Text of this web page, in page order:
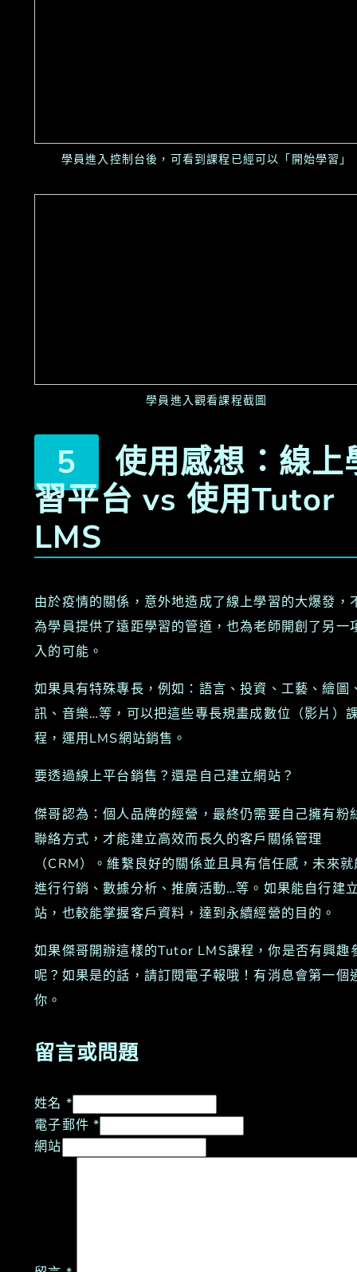
學員進入控制台後，可看到課程已經可以「開始學習」
學員進入觀看課程截圖
使用感想：線上
習平台 vs 使用Tutor
LMS
由於疫情的關係，意外地造成了線上學習的大爆發，
為學員提供了遠距學習的管道，也為老師開創了另一
入的可能。
如果具有特殊專長，例如：語言、投資、工藝、繪圖
訊、音樂…等，可以把這些專長規畫成數位（影片）
程，運用LMS網站銷售。
要透過線上平台銷售？還是自己建立網站？
傑哥認為：個人品牌的經營，最終仍需要自己擁有粉
聯絡方式，才能建立高效而長久的客戶關係管理
（CRM）。維繫良好的關係並且具有信任感，未來
進行行銷、數據分析、推廣活動…等。如果能自行建
站，也較能掌握客戶資料，達到永續經營的目的。
如果傑哥開辦這樣的Tutor LMS課程，你是否有興趣
呢？如果是的話，請訂閱電子報哦！有消息會第一個
你。
留言或問題
姓名 *
電子郵件 *
網站